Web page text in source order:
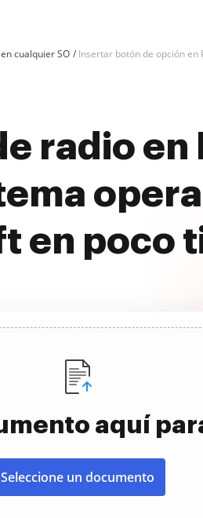
cualquier SO Insertar botón de opción
radio en
en poco
aquí
Seleccione un documento